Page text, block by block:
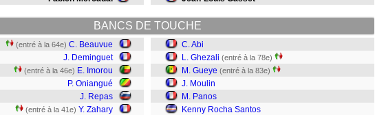
BANCS DE TOUCHE
(entré à la 64e) C. Beauvue
J. Deminguet
(entré à la 46e) E. Imorou
P. Oniangué
J. Repas
(entré à la 41e) Y. Zahary
C. Abi
L. Ghezali (entré à la 78e)
M. Gueye (entré à la 83e)
J. Moulin
M. Panos
Kenny Rocha Santos